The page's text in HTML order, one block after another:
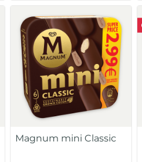
Magnum mini Classic